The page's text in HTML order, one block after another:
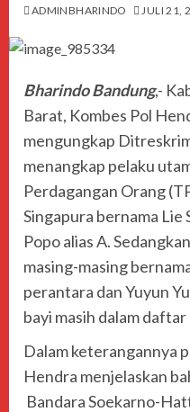
ADMINBHARINDO JULI 21,
Bharindo Bandung,-
Barat, Kombes Pol
mengungkap
menangkap pelaku
Perdagangan Orang
Singapura bernama Lie
Popo alias A.
masing-masing
perantara dan Yuyun
bayi masih dalam
Dalam keterangannya
Hendra menjelaskan
Bandara Soekarno-